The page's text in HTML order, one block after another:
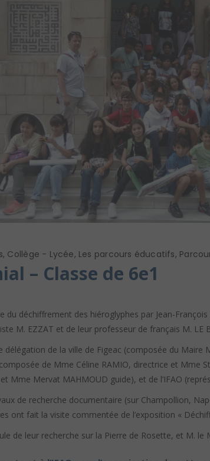
, Collège - Lycée, Les parcours éducatifs,
– Classe de 6e1
du déchiffrement des hiéroglyphes par Jean-
M. EZZAT et de leur professeur de français M. LE
de la ville de Figeac (composée du Maire
de Mme Céline RAMIO, directrice et Mme
Mme Mervat MAHMOUD guide), et de l’IFAO
de recherche documentaire (sur Champollion,
ont fait la visite commentée de l’exposition «
de leur recherche sur la Pierre de Rosette, et M.